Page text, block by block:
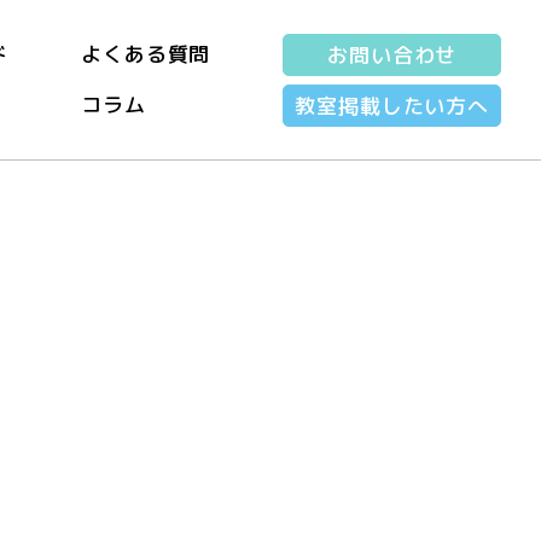
よくある質問
コラム
お問い合わせ
教室掲載したい方へ